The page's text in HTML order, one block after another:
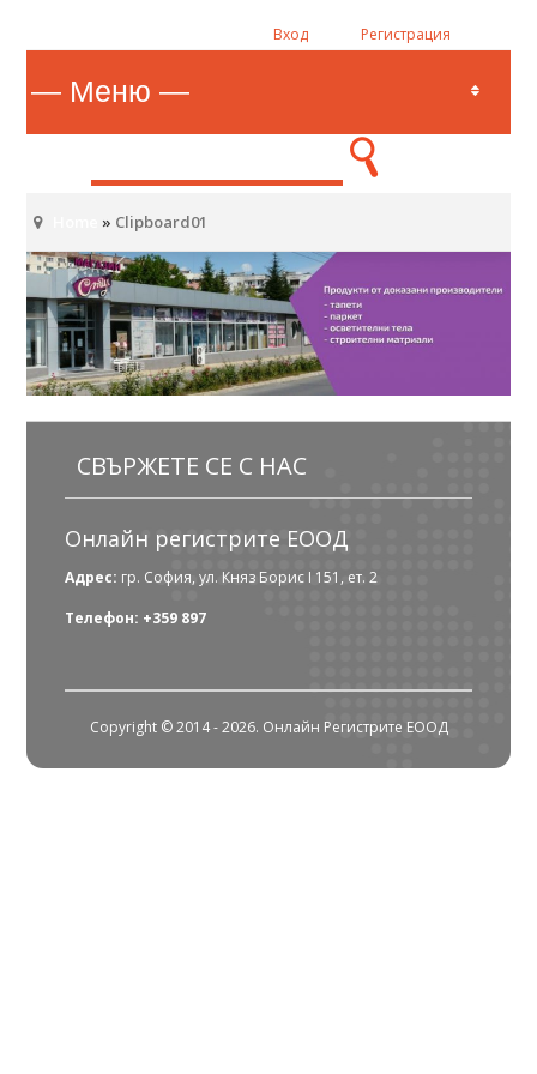
Вход Регистрация
» Clipboard01
СВЪРЖЕТЕ СЕ С НАС
Онлайн регистрите ЕООД
Адрес: гр. София, ул. Княз Борис I 151, ет. 2
Телефон: +359 897
Copyright © 2014 - 2026. Онлайн Регистрите ЕООД